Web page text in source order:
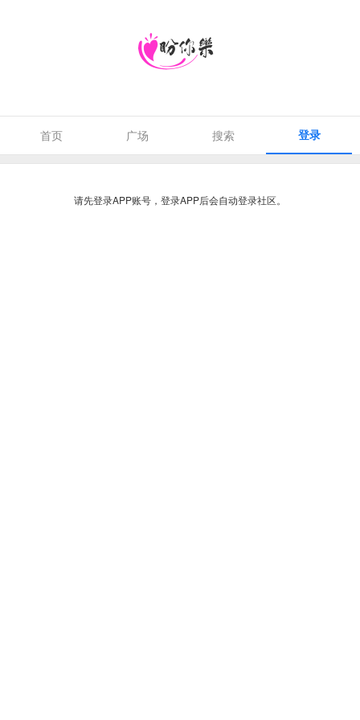
首页 广场 搜索 登录
请先登录APP账号，登录APP后会自动登录社区。